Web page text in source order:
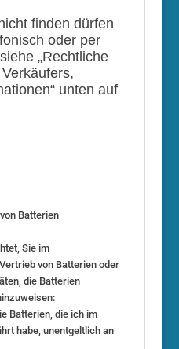
finden dürfen
oder per
„Rechtliche
unten auf
Batterien
Sie im
von Batterien oder
die Batterien
Batterien, die ich im
habe, unentgeltlich an